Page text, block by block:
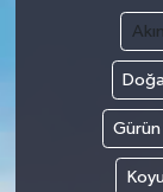
Gürün